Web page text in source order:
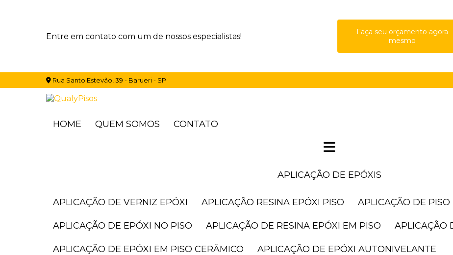
Entre em contato com um de nossos especialistas!
Faça seu orçamento agora
mesmo
Rua Santo Estevão, 39 - Barueri - SP
HOME QUEM SOMOS CONTATO
APLICAÇÃO DE EPÓXIS
APLICAÇÃO DE VERNIZ EPÓXI APLICAÇÃO RESINA EPÓXI PISO APLICAÇÃO DE
APLICAÇÃO DE EPÓXI NO PISO APLICAÇÃO DE RESINA EPÓXI EM PISO
APLICAÇÃO DE EPÓXI EM PISO CERÂMICO APLICAÇÃO DE EPÓXI AUTONIVELANTE